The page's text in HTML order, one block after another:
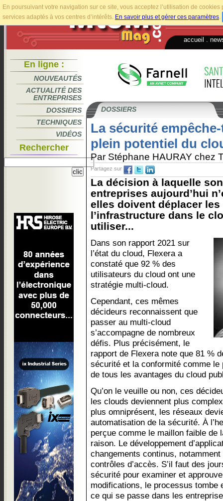
En poursuivant votre navigation sur ce site, vous acceptez l’utilisation de
services adaptés à vos centres d’intérêts. En savoir plus et gérer ces paramètres.
accueil
En ligne :
NOUVEAUTÉS
ACTUALITÉ DES
ENTREPRISES
DOSSIERS
TECHNIQUES
VIDÉOS
Rechercher
DOSSIERS
La sécurité
plein potentiel du
Par Stéphane HAURAY chez
Partagez sur
La décision à laquelle
entreprises aujourd’hui
elles doivent déplacer
l’infrastructure dans le
utiliser...
Dans son rapport 2021 sur
l’état du cloud, Flexera a
constaté que 92 % des
utilisateurs du cloud ont une
stratégie multi-cloud.
Cependant, ces mêmes
décideurs reconnaissent que
passer au multi-cloud
s’accompagne de nombreux
défis. Plus précisément, le
rapport de Flexera note que 81 %
sécurité et la conformité comme le
de tous les avantages du cloud
Qu’on le veuille ou non, ces
les clouds deviennent plus
plus omniprésent, les réseaux
automatisation de la sécurité. À
perçue comme le maillon faible de
raison. Le développement
changements continus,
contrôles d’accès. S’il faut des
sécurité pour examiner et
modifications, le processus tombe
ce qui se passe dans les